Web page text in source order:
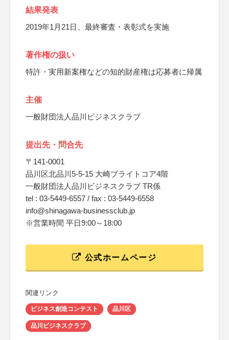
結果発表
2019年1月21日、最終審査・表彰式を実施
著作権の扱い
特許・実用新案権などの知的財産権は応募者に帰属
主催
一般財団法人品川ビジネスクラブ
提出先・問合先
〒141-0001
品川区北品川5-5-15 大崎ブライトコア4階
一般財団法人品川ビジネスクラブ TR係
tel : 03-5449-6557 / fax : 03-5449-6558
info@shinagawa-businessclub.jp
※営業時間 平日9:00～18:00
公式ホームページ
関連リンク
ビジネス創造コンテスト 品川区
品川ビジネスクラブ